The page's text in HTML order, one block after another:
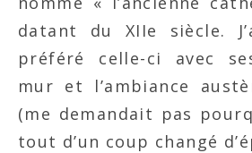
datant du XIIe siècle.
préféré celle-ci avec
mur et l’ambiance
(me demandait pas
tout d’un coup changé